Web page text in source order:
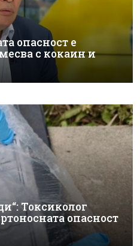
опасност е
с кокаин и
Токсиколог
опасност